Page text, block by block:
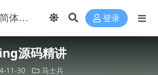
登录
源码精讲
11-30 马士兵